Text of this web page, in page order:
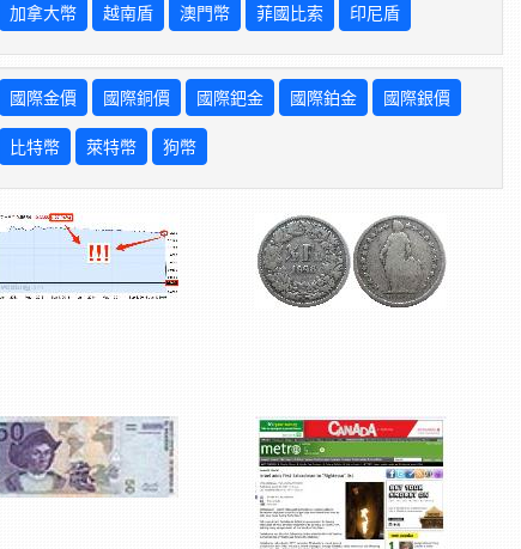
加拿大幣 越南盾 澳門幣 菲國比索 印尼盾
國際金價 國際銅價 國際鈀金 國際鉑金 國際銀價
比特幣 萊特幣 狗幣